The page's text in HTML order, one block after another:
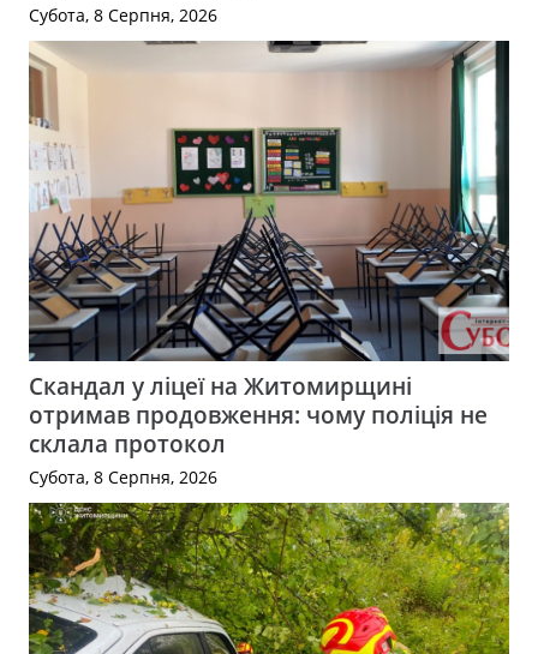
Субота, 8 Серпня, 2026
Скандал у ліцеї на Житомирщині
отримав продовження: чому поліція не
склала протокол
Субота, 8 Серпня, 2026